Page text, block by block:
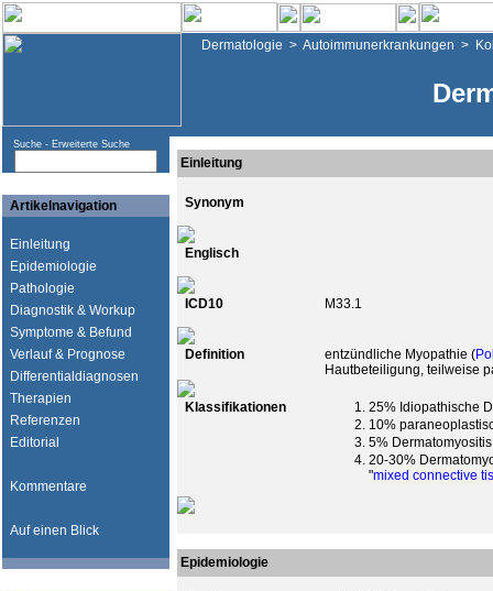
Dermatologie > Autoimmunerkrankungen >
Suche - Erweiterte Suche
Artikelnavigation
Einleitung
Epidemiologie
Pathologie
Diagnostik & Workup
Symptome & Befund
Verlauf & Prognose
Differentialdiagnosen
Therapien
Referenzen
Editorial
Kommentare
Auf einen Blick
Einleitung
Synonym
Englisch
ICD10 M33.1
Definition entzündliche Myopathie (
Hautbeteiligung, teilweise
Klassifikationen
25% Idiopathische
10%
5%
20-30%
"mixed connective
Epidemiologie